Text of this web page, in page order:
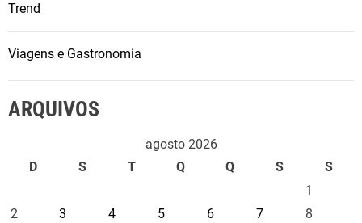
Trend
Viagens e Gastronomia
ARQUIVOS
agosto 2026
D
S T Q Q S
S
1
2
3 4 5 6 7
8